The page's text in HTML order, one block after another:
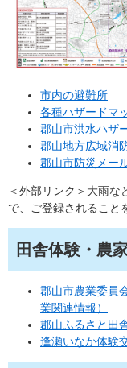
市内の避難所
各種ハザードマ
郡山市洪水ハザ
郡山地方広域消
郡山市防災メー
＜外部リンク＞ 大雨な
で、ご登録されること
田舎体験・農
郡山市農業委員
業関連情報）
郡山ふるさと田
逢瀬いなか体験